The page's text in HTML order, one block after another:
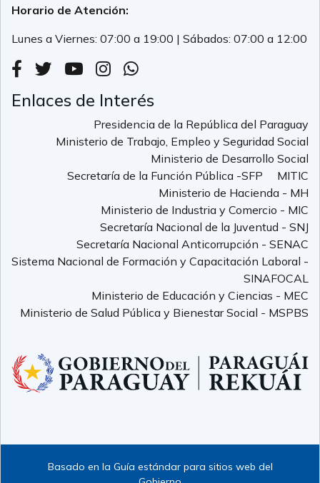
Horario de Atención:
Lunes a Viernes: 07:00 a 19:00 | Sábados: 07:00 a 12:00
Enlaces de Interés
Presidencia de la República del Paraguay
Ministerio de Trabajo, Empleo y Seguridad Social
Ministerio de Desarrollo Social
Secretaría de la Función Pública -SFP
MITIC
Ministerio de Hacienda - MH
Ministerio de Industria y Comercio - MIC
Secretaría Nacional de la Juventud - SNJ
Secretaría Nacional Anticorrupción - SENAC
Sistema Nacional de Formación y Capacitación Laboral -
SINAFOCAL
Ministerio de Educación y Ciencias - MEC
Ministerio de Salud Pública y Bienestar Social - MSPBS
Basado en la Guía estándar para sitios web del